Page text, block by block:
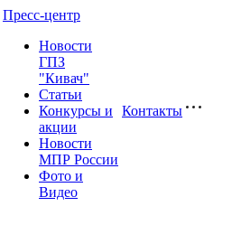
Пресс-центр
Новости
ГПЗ
"Кивач"
Статьи
Конкурсы и
акции
Новости
МПР России
Фото и
Видео
Контакты